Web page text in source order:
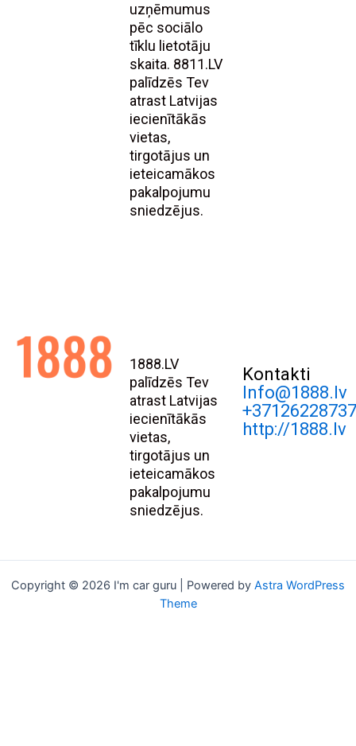
uzņēmumus
pēc sociālo
tīklu lietotāju
skaita. 8811.LV
palīdzēs Tev
atrast Latvijas
iecienītākās
vietas,
tirgotājus un
ieteicamākos
pakalpojumu
sniedzējus.
1888.LV
palīdzēs Tev
atrast Latvijas
iecienītākās
vietas,
tirgotājus un
ieteicamākos
pakalpojumu
sniedzējus.
Kontakti
Info@1888.lv
http://1888.lv
Copyright © 2026 I'm car guru | Powered by Astra WordPress
Theme